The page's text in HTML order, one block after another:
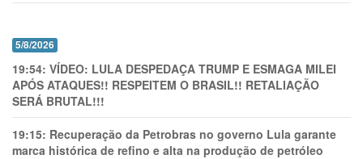
5/8/2026
19:54: VÍDEO: LULA DESPEDAÇA TRUMP E ESMAGA MILEI
APÓS ATAQUES!! RESPEITEM O BRASIL!! RETALIAÇÃO
SERÁ BRUTAL!!!
19:15: Recuperação da Petrobras no governo Lula garante
marca histórica de refino e alta na produção de petróleo